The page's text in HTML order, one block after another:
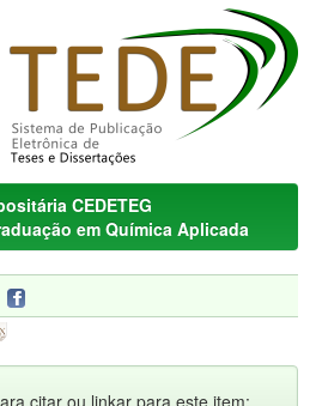
CEDETEG
em Química Aplicada